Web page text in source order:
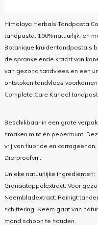
Himalaya Herbals Tandpasta
tandpasta, 100% natuurlijk, en
Botanique kruidentandpasta’s
de sprankelende kracht van
van gezond tandvlees en een
ontstoken tandvlees
Complete Care Kaneel
Beschikbaar in een grote
smaken mint en pepermunt.
vrij van fluoride en
Dierproefvrij.
Unieke natuurlijke ingrediënten:
Granaatappelextract: Voor
Neembladextract: Reinigt
schittering. Neem gaat van
mond schoon te houden.